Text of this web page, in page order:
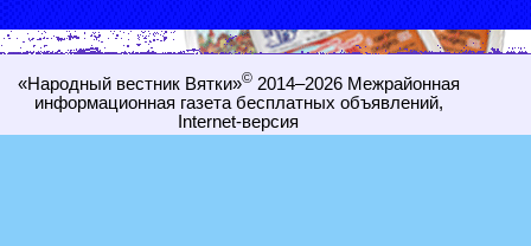
«Народный вестник Вятки»©2014–2026 Межрайонная
информационная газета бесплатных объявлений,
Internet-версия